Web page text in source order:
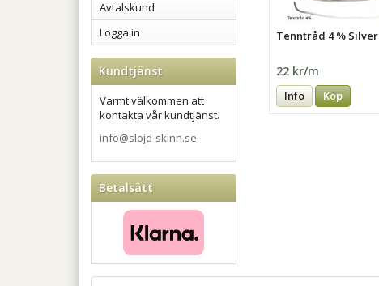
Avtalskund
Logga in
Kundtjänst
Varmt välkommen att
kontakta vår kundtjänst.
info@slojd-skinn.se
Betalsätt
Tenntråd 4 % Silver
22 kr/m
Info Köp